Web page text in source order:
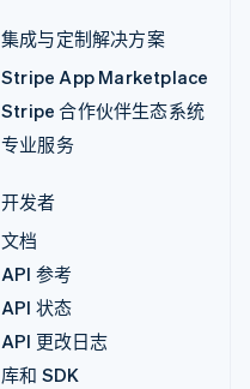
集成与定制解决方案
Stripe App Marketplace
Stripe 合作伙伴生态系统
专业服务
开发者
文档
API 参考
API 状态
API 更改日志
库和 SDK